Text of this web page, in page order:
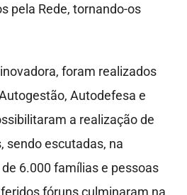
pela Rede, tornando-os
foram realizados
Autodefesa e
a realização de
sendo escutadas, na
6.000 famílias e pessoas
fóruns culminaram na